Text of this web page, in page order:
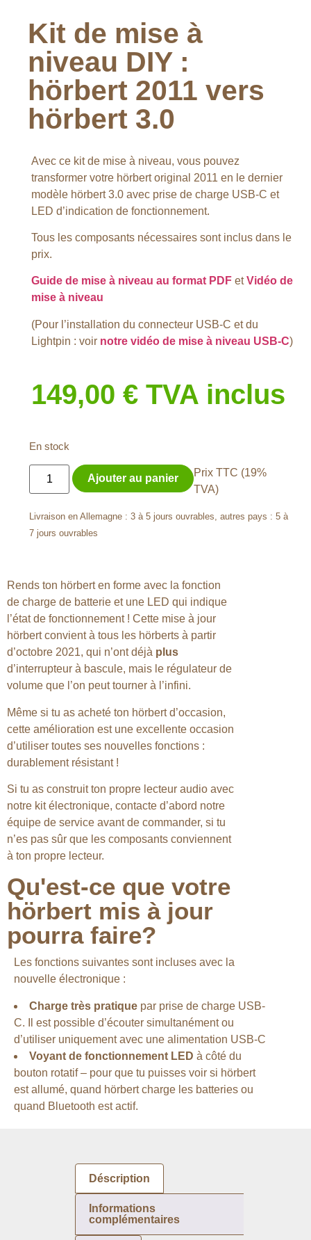
Kit de mise à
niveau DIY :
hörbert 2011 vers
hörbert 3.0
Avec ce kit de mise à niveau, vous pouvez
transformer votre hörbert original 2011 en le dernier
modèle hörbert 3.0 avec prise de charge USB-C et
LED d’indication de fonctionnement.
Tous les composants nécessaires sont inclus dans le
prix.
Guide de mise à niveau au format PDF etVidéo de
mise à niveau
(Pour l’installation du connecteur USB-C et du
Lightpin : voir notre vidéo de mise à niveau USB-C)
149,00 € TVA inclus
En stock
Ajouter au panier
Prix TTC (19%
TVA)
Livraison en Allemagne : 3 à 5 jours ouvrables, autres pays : 5 à
7 jours ouvrables
Rends ton hörbert en forme avec la fonction
de charge de batterie et une LED qui indique
l’état de fonctionnement ! Cette mise à jour
hörbert convient à tous les hörberts à partir
d’octobre 2021, qui n’ont déjà plus
d’interrupteur à bascule, mais le régulateur de
volume que l’on peut tourner à l’infini.
Même si tu as acheté ton hörbert d’occasion,
cette amélioration est une excellente occasion
d’utiliser toutes ses nouvelles fonctions :
durablement résistant !
Si tu as construit ton propre lecteur audio avec
notre kit électronique, contacte d’abord notre
équipe de service avant de commander, si tu
n’es pas sûr que les composants conviennent
à ton propre lecteur.
Qu'est-ce que votre
hörbert mis à jour
pourra faire?
Les fonctions suivantes sont incluses avec la
nouvelle électronique :
Charge très pratique par prise de charge USB-
C. Il est possible d’écouter simultanément ou
d’utiliser uniquement avec une alimentation USB-C
Voyant de fonctionnement LED à côté du
bouton rotatif – pour que tu puisses voir si hörbert
est allumé, quand hörbert charge les batteries ou
quand Bluetooth est actif.
Déscription
Informations
complémentaires